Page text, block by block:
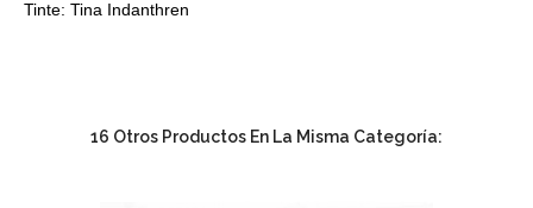
Tinte: Tina Indanthren
16 Otros Productos En La Misma Categoría: